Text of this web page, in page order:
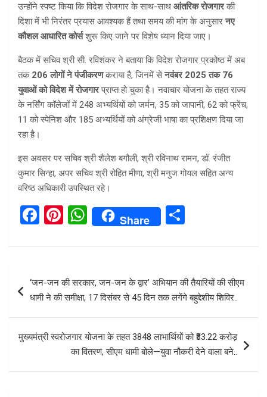
उन्होंने स्पष्ट किया कि विदेश रोजगार के साथ-साथ आंतरिक रोजगारकी
दिशा में भी निरंतर प्रयास आवश्यक हैं तथा समय की मांग के अनुसारनए
कौशल आधारित कोर्सशुरू किए जाने पर विशेष ध्यान दिया जाए।
बैठक में सचिव श्री सी. रविशंकर ने बताया कि विदेश रोजगार प्रकोष्ठ में अब
तक 206 लोगों ने पंजीकरणकराया है, जिनमें सेनवंबर 2025 तक 76
युवाओं को विदेश में रोजगारप्राप्त हो चुका है। नवाचार योजना के तहत राज्य
के नर्सिंग कॉलेजों में 248 अभ्यर्थियों को जर्मन, 35 को जापानी, 62 को फ्रेंच,
11 को स्पेनिश और 185 अभ्यर्थियों को अंग्रेजी भाषा का प्रशिक्षण दिया जा
रहा है।
इस अवसर पर सचिव श्री शैलेश बगौली, श्री रविनाथ रामन, डॉ. रंजीत
कुमार सिन्हा, अपर सचिव श्री रोहित मीणा, श्री मनुज गोयल सहित अन्य
वरिष्ठ अधिकारी उपस्थित रहे।
F
ce
o
k
Pi
er
es
t
W
at
A
p
Share
ar
e
navigation
‘जन-जन की सरकार, जन-जन के द्वार’ अभियान की तैयारियों की सीएम
धामी ने की समीक्षा, 17 दिसंबर से 45 दिन तक लगेंगे बहुद्देशीय शिविर..
मुख्यमंत्री स्वरोजगार योजना के तहत 3848 लाभार्थियों को ₹33.22 करोड़
का वितरण, सीएम धामी बोले—युवा नौकरी देने वाला बने..